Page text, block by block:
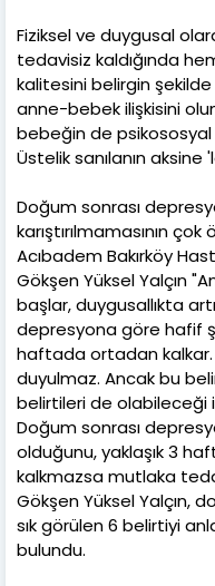
Fiziksel ve duygusal
tedavisiz kaldığında
kalitesini belirgin
anne-bebek ilişkisini
bebeğin de
Üstelik sanılanın aksine
Doğum sonrası
karıştırılmamasının
Acıbadem Bakırköy
Gökşen Yüksel Yalçın
başlar, duygusallıkta
depresyona göre hafif
haftada ortadan kalkar.
duyulmaz. Ancak bu
belirtileri de olabileceği
Doğum sonrası
olduğunu, yaklaşık 3
kalkmazsa mutlaka
Gökşen Yüksel Yalçın,
sık görülen 6 belirtiyi
bulundu.